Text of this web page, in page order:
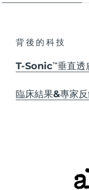
背後的科技
T-SonicTM 垂直透
臨床結果&專家